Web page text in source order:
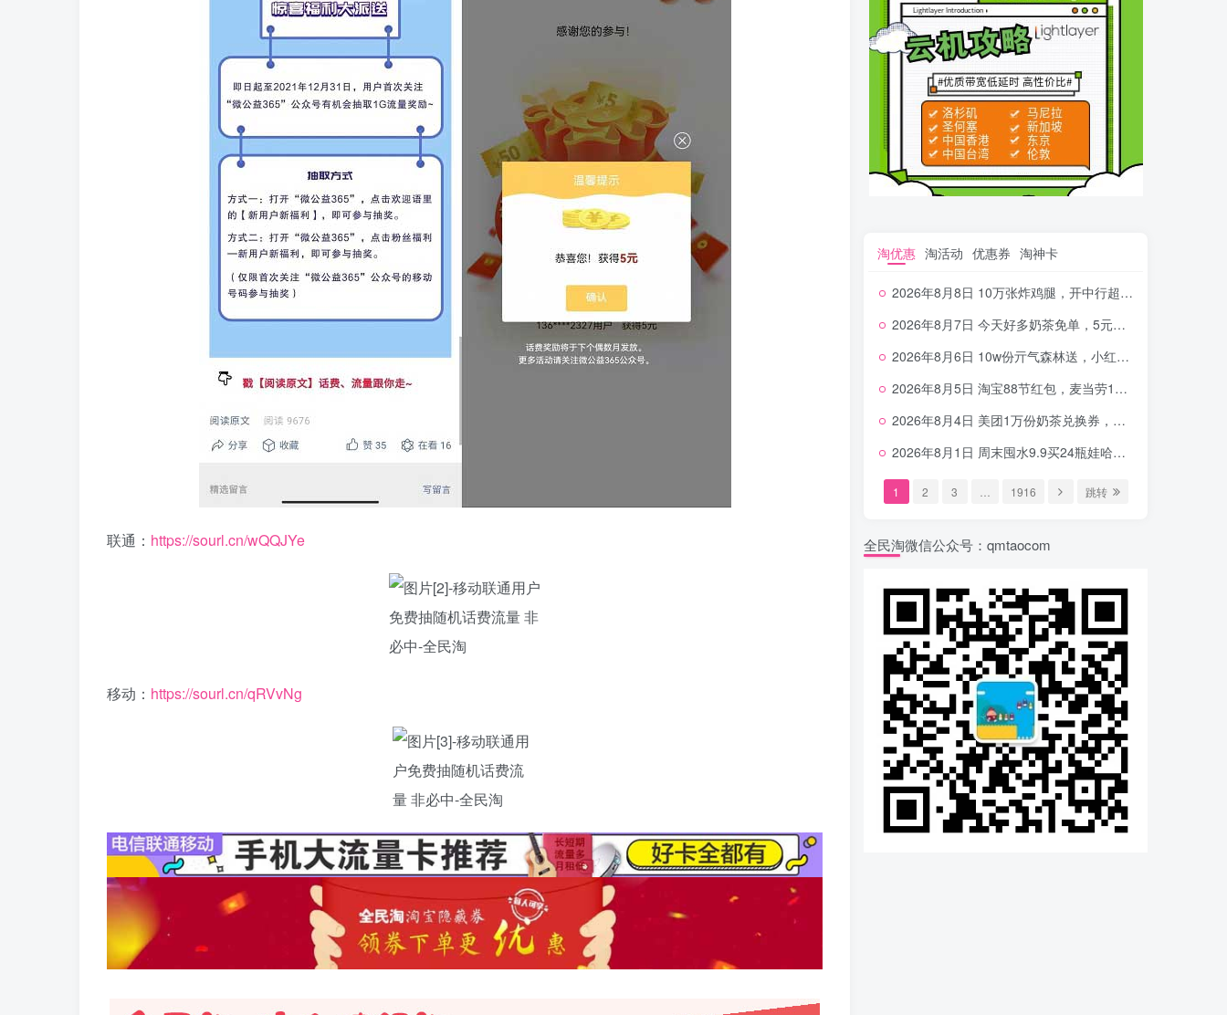
联通： https://sourl.cn/wQQJYe
移动： https://sourl.cn/qRVvNg
淘优惠 淘活动 优惠券 淘神卡
2026年8月8日 10万张炸鸡腿，开中行超给利，美团奶茶0.01，加油券，千问1.8~18.8体验金等
2026年8月7日 今天好多奶茶免单，5元农行省钱卡，京东抢0.01沪上，邮储5.88元等
2026年8月6日 10w份亓气森林送，小红书12元无门槛，中行电费30-10，0元柠檬水+0撸汉堡等
2026年8月5日 淘宝88节红包，麦当劳150万份柠檬水，三万份瑞幸免单，霸王9万份0.01券等
2026年8月4日 美团1万份奶茶兑换券，农行5E卡，中行支付超给利，美团领18个冰激凌，小米每天领2-6元等等
2026年8月1日 周末囤水9.9买24瓶娃哈哈，建行100元京东券，移动5元话费，麦当劳甜筒，交行立减金等
1 2 3 1916 跳转
全民淘微信公众号：qmtaocom